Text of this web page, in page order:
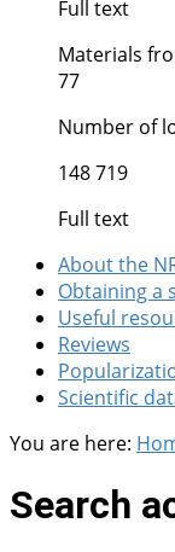
Full text
Materials
77
Number of
148 719
Full text
About the
Obtaining a
Useful
Reviews
Scientific
You are here:
Search